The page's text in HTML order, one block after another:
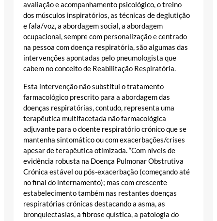
avaliação e acompanhamento psicológico, o treino
dos músculos inspiratórios, as técnicas de deglutição
e fala/voz, a abordagem social, a abordagem
ocupacional, sempre com personalização e centrado
na pessoa com doença respiratória, são algumas das
intervenções apontadas pelo pneumologista que
cabem no conceito de Reabilitação Respiratória.
Esta intervenção não substitui o tratamento
farmacológico prescrito para a abordagem das
doenças respiratórias, contudo, representa uma
terapêutica multifacetada não farmacológica
adjuvante para o doente respiratório crónico que se
mantenha sintomático ou com exacerbações/crises
apesar de terapêutica otimizada. “Com níveis de
evidência robusta na Doença Pulmonar Obstrutiva
Crónica estável ou pós-exacerbação (começando até
no final do internamento); mas com crescente
estabelecimento também nas restantes doenças
respiratórias crónicas destacando a asma, as
bronquiectasias, a fibrose quística, a patologia do